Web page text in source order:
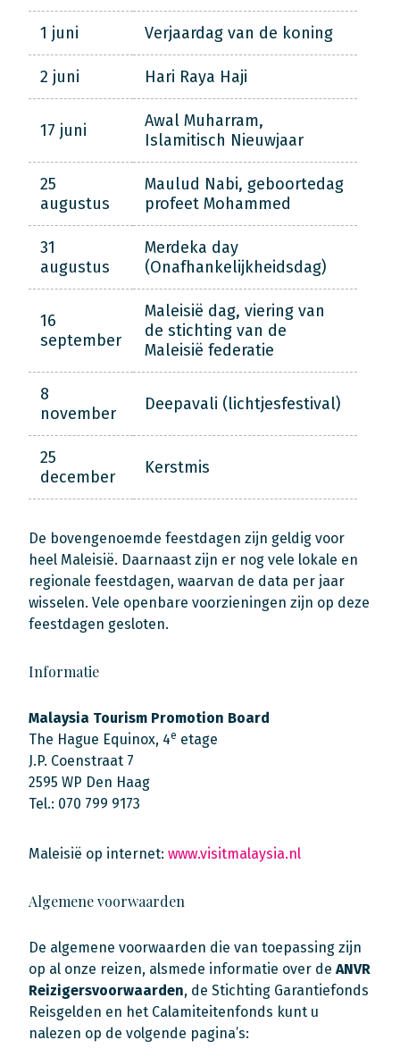
1 juni Verjaardag van de koning
2 juni Hari Raya Haji
17 juni
Awal Muharram,
Islamitisch Nieuwjaar
25
augustus
Maulud Nabi, geboortedag
profeet Mohammed
31
augustus
Merdeka day
(Onafhankelijkheidsdag)
16
september
Maleisië dag, viering van
de stichting van de
Maleisië federatie
8
november
Deepavali (lichtjesfestival)
25
december
Kerstmis
De bovengenoemde feestdagen zijn geldig voor
heel Maleisië. Daarnaast zijn er nog vele lokale en
regionale feestdagen, waarvan de data per jaar
wisselen. Vele openbare voorzieningen zijn op deze
feestdagen gesloten.
Informatie
Malaysia Tourism Promotion Board
The Hague Equinox, 4e etage
J.P. Coenstraat 7
2595 WP Den Haag
Tel.: 070 799 9173
Maleisië op internet: www.visitmalaysia.nl
Algemene voorwaarden
De algemene voorwaarden die van toepassing zijn
op al onze reizen, alsmede informatie over de ANVR
Reizigersvoorwaarden, de Stichting Garantiefonds
Reisgelden en het Calamiteitenfonds kunt u
nalezen op de volgende pagina’s: